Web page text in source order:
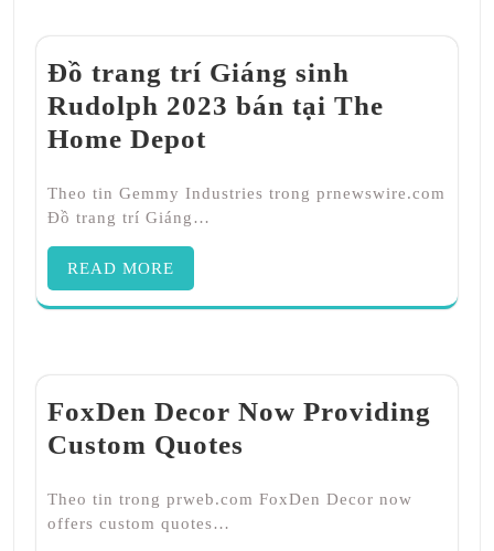
Đồ trang trí Giáng sinh
Rudolph 2023 bán tại The
Home Depot
Theo tin Gemmy Industries trong prnewswire.com
Đồ trang trí Giáng…
READ MORE
FoxDen Decor Now Providing
Custom Quotes
Theo tin trong prweb.com FoxDen Decor now
offers custom quotes…